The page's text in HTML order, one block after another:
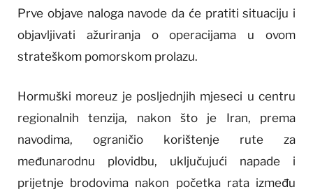
Prve objave naloga navode da će pratiti situaciju i
objavljivati ažuriranja o operacijama u ovom
strateškom pomorskom prolazu.
Hormuški moreuz je posljednjih mjeseci u centru
regionalnih tenzija, nakon što je Iran, prema
navodima, ograničio korištenje rute za
međunarodnu plovidbu, uključujući napade i
prijetnje brodovima nakon početka rata između